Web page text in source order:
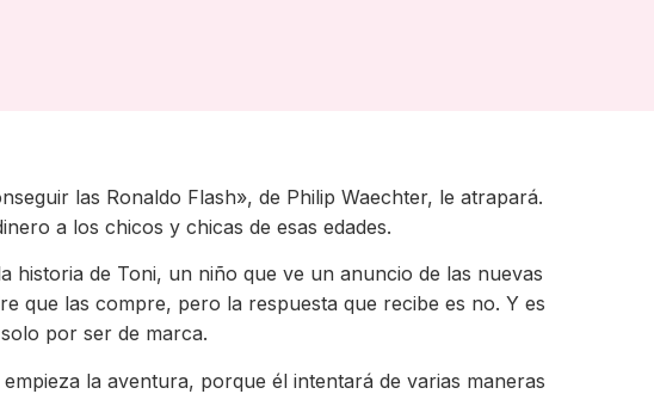
las Ronaldo Flash», de Philip Waechter, le atrapará.
a los chicos y chicas de esas edades.
historia de Toni, un niño que ve un anuncio de las nuevas
que las compre, pero la respuesta que recibe es no. Y es
por ser de marca.
la aventura, porque él intentará de varias maneras